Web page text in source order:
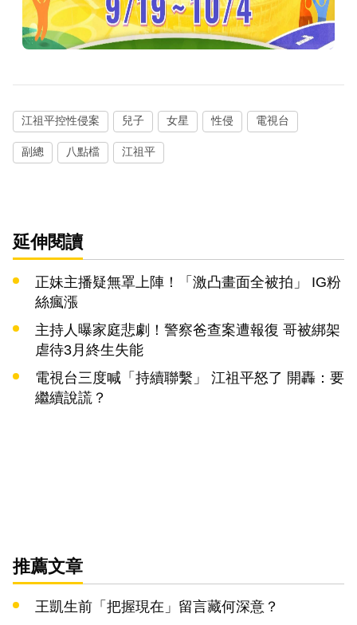
江祖平控性侵案 兒子 女星 性侵 電視台
副總 八點檔 江祖平
延伸閱讀
正妹主播疑無罩上陣！「激凸畫面全被拍」 IG粉
絲瘋漲
主持人曝家庭悲劇！警察爸查案遭報復 哥被綁架
虐待3月終生失能
電視台三度喊「持續聯繫」 江祖平怒了 開轟：要
繼續說謊？
推薦文章
王凱生前「把握現在」留言藏何深意？